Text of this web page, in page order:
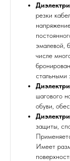
резки
эмалевой,
числе
стальными
шагового
обуви,
защиты,
Имеет